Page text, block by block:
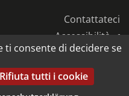
Contattateci
Accessibilità
Protezione dei dati
Impronta
d'autore e d'immagine
ti consente di decidere se
Rifiuta tutti i cookie